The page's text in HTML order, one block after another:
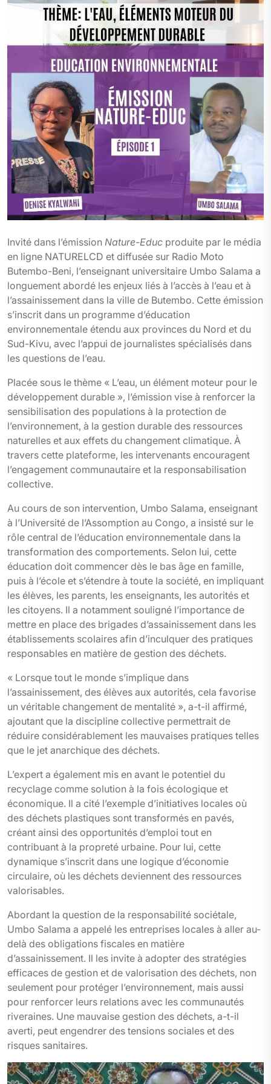
k
m
n
p
r
Invité dans l’émission Nature-Educ produite par le média
en ligne NATURELCD et diffusée sur Radio Moto
Butembo-Beni, l’enseignant universitaire Umbo Salama a
longuement abordé les enjeux liés à l’accès à l’eau et à
l’assainissement dans la ville de Butembo. Cette émission
s’inscrit dans un programme d’éducation
environnementale étendu aux provinces du Nord et du
Sud-Kivu, avec l’appui de journalistes spécialisés dans
les questions de l’eau.
Placée sous le thème « L’eau, un élément moteur pour le
développement durable », l’émission vise à renforcer la
sensibilisation des populations à la protection de
l’environnement, à la gestion durable des ressources
naturelles et aux effets du changement climatique. À
travers cette plateforme, les intervenants encouragent
l’engagement communautaire et la responsabilisation
collective.
Au cours de son intervention, Umbo Salama, enseignant
à l’Université de l’Assomption au Congo, a insisté sur le
rôle central de l’éducation environnementale dans la
transformation des comportements. Selon lui, cette
éducation doit commencer dès le bas âge en famille,
puis à l’école et s’étendre à toute la société, en impliquant
les élèves, les parents, les enseignants, les autorités et
les citoyens. Il a notamment souligné l’importance de
mettre en place des brigades d’assainissement dans les
établissements scolaires afin d’inculquer des pratiques
responsables en matière de gestion des déchets.
« Lorsque tout le monde s’implique dans
l’assainissement, des élèves aux autorités, cela favorise
un véritable changement de mentalité », a-t-il affirmé,
ajoutant que la discipline collective permettrait de
réduire considérablement les mauvaises pratiques telles
que le jet anarchique des déchets.
L’expert a également mis en avant le potentiel du
recyclage comme solution à la fois écologique et
économique. Il a cité l’exemple d’initiatives locales où
des déchets plastiques sont transformés en pavés,
créant ainsi des opportunités d’emploi tout en
contribuant à la propreté urbaine. Pour lui, cette
dynamique s’inscrit dans une logique d’économie
circulaire, où les déchets deviennent des ressources
valorisables.
Abordant la question de la responsabilité sociétale,
Umbo Salama a appelé les entreprises locales à aller au-
delà des obligations fiscales en matière
d’assainissement. Il les invite à adopter des stratégies
efficaces de gestion et de valorisation des déchets, non
seulement pour protéger l’environnement, mais aussi
pour renforcer leurs relations avec les communautés
riveraines. Une mauvaise gestion des déchets, a-t-il
averti, peut engendrer des tensions sociales et des
risques sanitaires.